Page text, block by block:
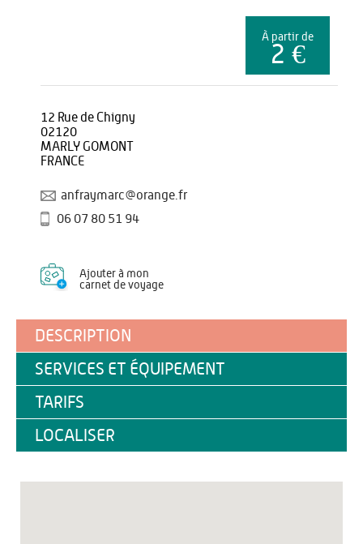
À partir de
2 €
12 Rue de Chigny
02120
MARLY GOMONT
FRANCE
anfraymarc@orange.fr
06 07 80 51 94
Ajouter à mon
carnet de voyage
DESCRIPTION
SERVICES ET ÉQUIPEMENT
TARIFS
LOCALISER